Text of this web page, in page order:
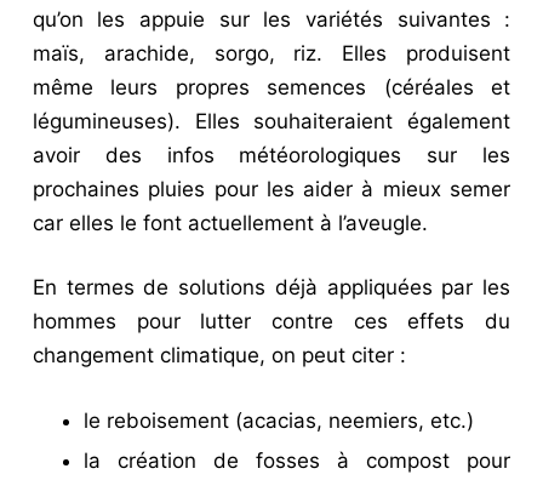
qu’on les appuie sur les variétés suivantes :
maïs, arachide, sorgo, riz. Elles produisent
même leurs propres semences (céréales et
légumineuses). Elles souhaiteraient également
avoir des infos météorologiques sur les
prochaines pluies pour les aider à mieux semer
car elles le font actuellement à l’aveugle.
En termes de solutions déjà appliquées par les
hommes pour lutter contre ces effets du
changement climatique, on peut citer :
le reboisement (acacias, neemiers, etc.)
la création de fosses à compost pour